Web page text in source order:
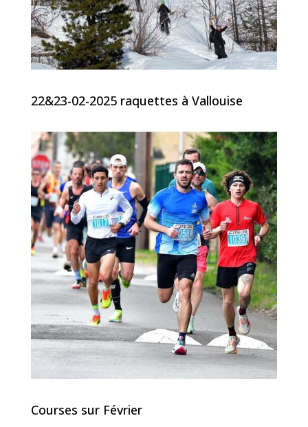
22&23-02-2025 raquettes à Vallouise
Courses sur Février